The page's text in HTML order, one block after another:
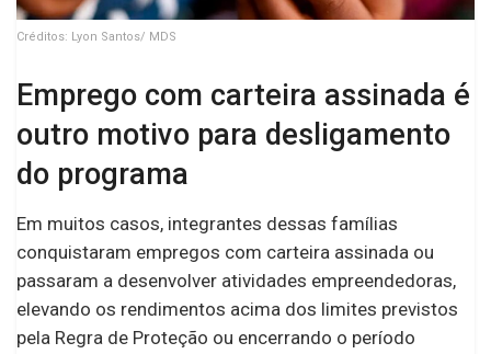
Créditos: Lyon Santos/ MDS
Emprego com carteira assinada é
outro motivo para desligamento
do programa
Em muitos casos, integrantes dessas famílias
conquistaram empregos com carteira assinada ou
passaram a desenvolver atividades empreendedoras,
elevando os rendimentos acima dos limites previstos
pela Regra de Proteção ou encerrando o período